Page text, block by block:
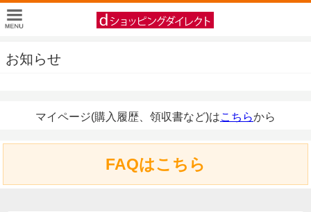
お知らせ
マイページ(購入履歴、領収書など)はこちらから
FAQはこちら